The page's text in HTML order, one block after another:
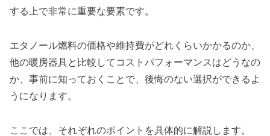
する上で非常に重要な要素です。
エタノール燃料の価格や維持費がどれくらいかかるのか、
他の暖房器具と比較してコストパフォーマンスはどうなの
か、事前に知っておくことで、後悔のない選択ができるよ
うになります。
ここでは、それぞれのポイントを具体的に解説します。